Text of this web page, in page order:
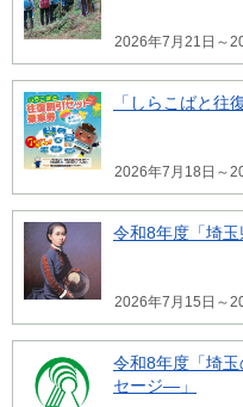
2026年7月21日～
「しらこばと往
2026年7月18日～
令和8年度「埼
2026年7月15日～
令和8年度「埼
セージ―」